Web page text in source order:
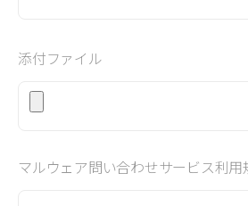
添付ファイル
マルウェア問い合わせサービス利用